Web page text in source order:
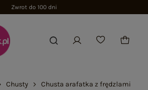
Zwrot do 100 dni
Chusty Chusta arafatka z frędzlami